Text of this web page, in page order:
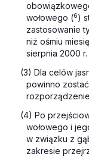
wołowego (6)
zastosowanie
niż ośmiu
sierpnia 2000 r.
(3) Dla celów
powinno
(4) Po
wołowego i
w związku z
zakresie